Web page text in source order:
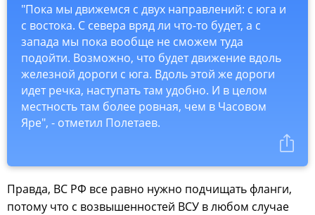
"Пока мы движемся с двух направлений: с юга и
с востока. С севера вряд ли что-то будет, а с
запада мы пока вообще не сможем туда
подойти. Возможно, что будет движение вдоль
железной дороги с юга. Вдоль этой же дороги
идет речка, наступать там удобно. И в целом
местность там более ровная, чем в Часовом
Яре", - отметил Полетаев.
Правда, ВС РФ все равно нужно подчищать фланги,
потому что с возвышенностей ВСУ в любом случае